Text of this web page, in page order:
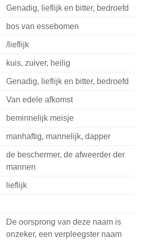
Genadig, lieflijk en bitter, bedroefd
bos van essebomen
/lieflijk
kuis, zuiver, heilig
Genadig, lieflijk en bitter, bedroefd
Van edele afkomst
beminnelijk meisje
manhaftig, mannelijk, dapper
de beschermer, de afweerder der
mannen
lieflijk
De oorsprong van deze naam is
onzeker, een verpleegster naam